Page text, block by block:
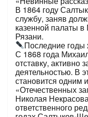
В 1864 году
службу, заняв
казенной палаты
Рязани.
Последние годы
С 1868 года
отставку, активно
деятельностью. В
становится одним
«Отечественных
Николая
ответственного